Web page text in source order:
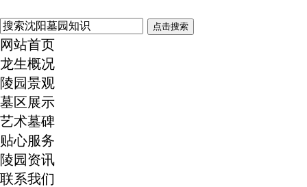
点击搜索
网站首页
龙生概况
陵园景观
墓区展示
艺术墓碑
贴心服务
陵园资讯
联系我们